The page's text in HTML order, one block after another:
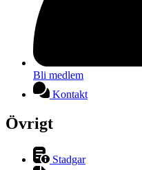
Bli medlem
Kontakt
Övrigt
Stadgar